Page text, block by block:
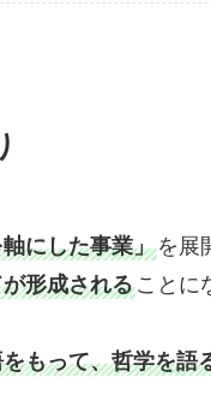
にした事業」 を展
形成される ことに
もって、哲学を語